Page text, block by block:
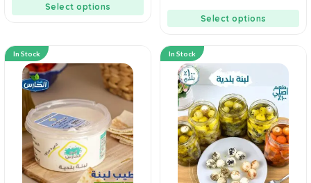
Select options
Select options
In Stock In Stock